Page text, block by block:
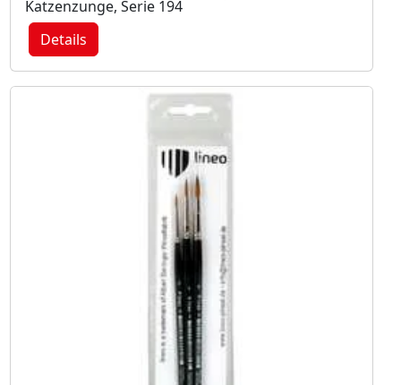
Katzenzunge, Serie 194
Details